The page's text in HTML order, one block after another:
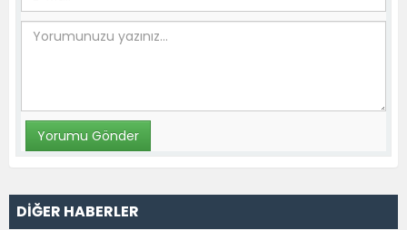
DİĞER HABERLER